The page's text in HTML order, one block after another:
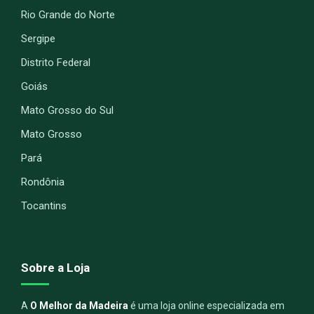
Rio Grande do Norte
Sergipe
Distrito Federal
Goiás
Mato Grosso do Sul
Mato Grosso
Pará
Rondônia
Tocantins
Sobre a Loja
A O Melhor da Madeira é uma loja online especializada em